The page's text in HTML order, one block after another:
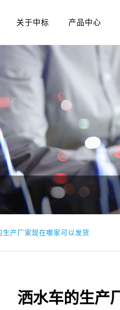
关于中标 产品中心
生产厂家现在哪家可以发货
洒水车的生产